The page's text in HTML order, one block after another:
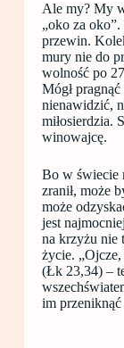
Ale my? My
„oko za
przewin.
mury nie do
wolność po
Mógł
nienawidzić,
miłosierdzia.
winowajcę.
Bo w świecie
zranił, może
może
jest
na krzyżu nie
życie.
(Łk 23,34) –
im przeniknąć